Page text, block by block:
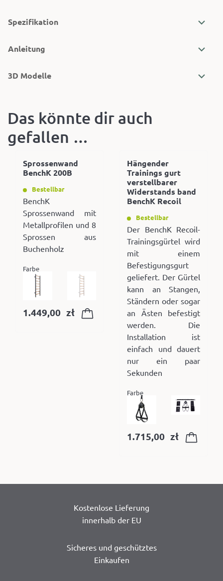
Spezifikation
Anleitung
3D Modelle
Das könnte dir auch
gefallen …
Sprossenwand
BenchK 200B
Bestellbar
BenchK
Sprossenwand mit
Metallprofilen und 8
Sprossen aus
Buchenholz
Farbe
1.449,00 zł
Hängender
Trainings gurt
verstellbarer
Widerstands band
BenchK Recoil
Bestellbar
Der BenchK Recoil-
Trainingsgürtel wird
mit einem
Befestigungsgurt
geliefert. Der Gürtel
kann an Stangen,
Ständern oder sogar
an Ästen befestigt
werden. Die
Installation ist
einfach und dauert
nur ein paar
Sekunden
Farbe
1.715,00 zł
Kostenlose Lieferung
innerhalb der EU
Sicheres und geschütztes
Einkaufen